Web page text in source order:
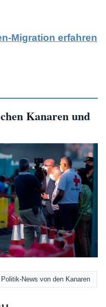
Migration erfahren
Kanaren und
Politik-News von den Kanaren